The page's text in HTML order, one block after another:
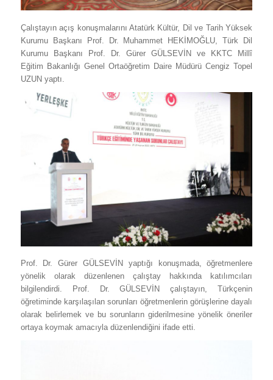
Çalıştayın açış konuşmalarını Atatürk Kültür, Dil ve Tarih Yüksek
Kurumu Başkanı Prof. Dr. Muhammet HEKİMOĞLU, Türk Dil
Kurumu Başkanı Prof. Dr. Gürer GÜLSEVİN ve KKTC Millî
Eğitim Bakanlığı Genel Ortaöğretim Daire Müdürü Cengiz Topel
UZUN yaptı.
Prof. Dr. Gürer GÜLSEVİN yaptığı konuşmada, öğretmenlere
yönelik olarak düzenlenen çalıştay hakkında katılımcıları
bilgilendirdi. Prof. Dr. GÜLSEVİN çalıştayın, Türkçenin
öğretiminde karşılaşılan sorunları öğretmenlerin görüşlerine dayalı
olarak belirlemek ve bu sorunların giderilmesine yönelik öneriler
ortaya koymak amacıyla düzenlendiğini ifade etti.